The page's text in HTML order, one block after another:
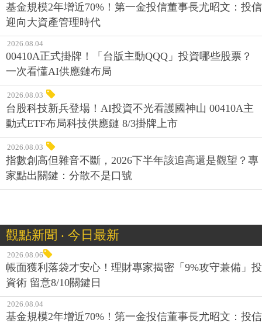
基金規模2年增近70%！第一金投信董事長尤昭文：投信
迎向大資產管理時代
2026.08.04
00410A正式掛牌！「台版主動QQQ」投資哪些股票？
一次看懂AI供應鏈布局
2026.08.03
台股科技新兵登場！AI投資不光看護國神山 00410A主
動式ETF布局科技供應鏈 8/3掛牌上市
2026.08.03
指數創高但雜音不斷，2026下半年該追高還是觀望？專
家點出關鍵：分散不是口號
觀點新聞 ‧ 今日最新
2026.08.06
帳面獲利落袋才安心！理財專家揭密「9%攻守兼備」投
資術 留意8/10關鍵日
2026.08.04
基金規模2年增近70%！第一金投信董事長尤昭文：投信